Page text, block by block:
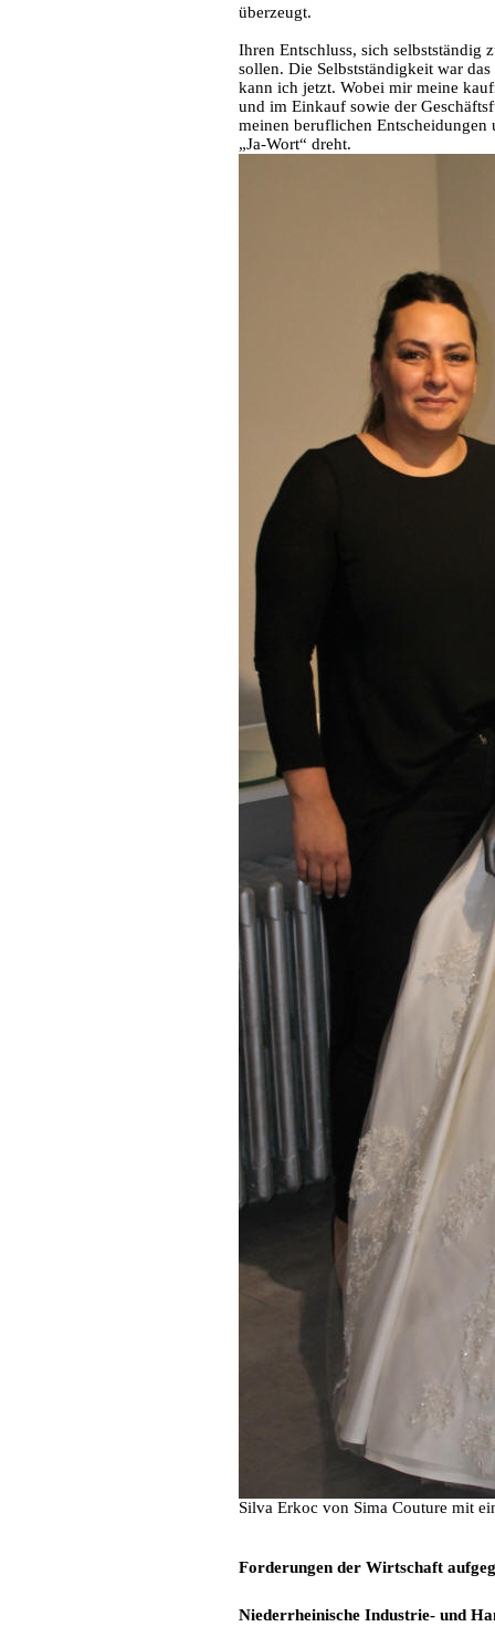
überzeugt.
Ihren Entschluss, sich selbstständig
sollen. Die Selbstständigkeit war
kann ich jetzt. Wobei mir meine
und im Einkauf sowie der
meinen beruflichen Entscheidungen
„Ja-Wort“ dreht.
Silva Erkoc von Sima Couture mit
Forderungen der Wirtschaft
Niederrheinische Industrie- und